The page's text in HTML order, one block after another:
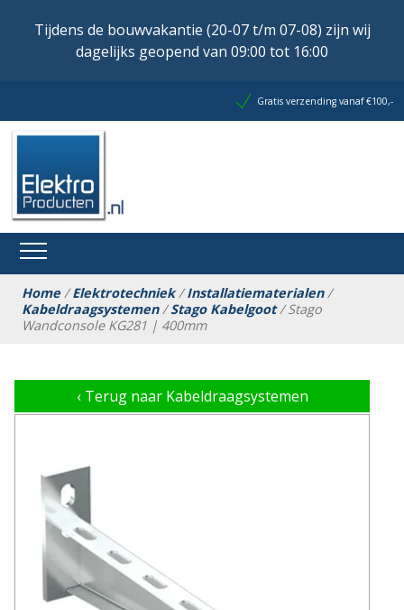
Tijdens de bouwvakantie (20-07 t/m 07-08) zijn wij
dagelijks geopend van 09:00 tot 16:00
Gratis verzending vanaf €100,-
Home/Elektrotechniek/Installatiematerialen/
Kabeldraagsystemen/Stago Kabelgoot/ Stago
Wandconsole KG281 | 400mm
‹Terug naar Kabeldraagsystemen